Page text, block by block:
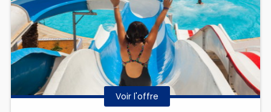
Voir l'offre